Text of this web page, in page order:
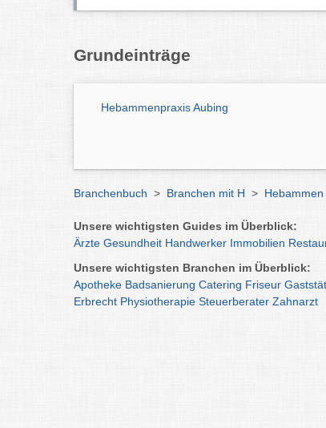
Grundeinträge
Hebammenpraxis Aubing
Branchenbuch > Branchen mit H >
Unsere wichtigsten Guides im Überblick:
Ärzte Gesundheit Handwerker Immobilien
Unsere wichtigsten Branchen im Überblick:
Apotheke Badsanierung Catering Friseur
Erbrecht Physiotherapie Steuerberater Zahnarzt